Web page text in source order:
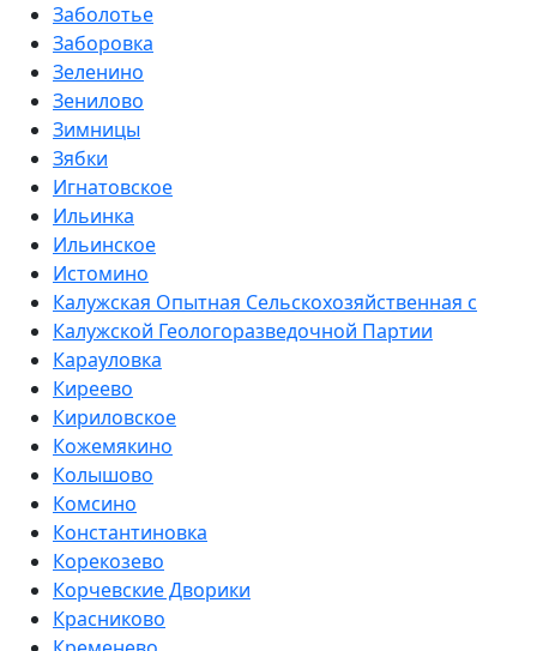
Заболотье
Заборовка
Зеленино
Зенилово
Зимницы
Зябки
Игнатовское
Ильинка
Ильинское
Истомино
Калужская Опытная Сельскохозяйственная с
Калужской Геологоразведочной Партии
Карауловка
Киреево
Кириловское
Кожемякино
Колышово
Комсино
Константиновка
Корекозево
Корчевские Дворики
Красниково